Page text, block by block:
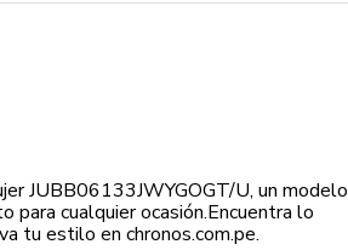
JUBB06133JWYGOGT/U, un modelo
para cualquier ocasión.Encuentra lo
tu estilo en chronos.com.pe.